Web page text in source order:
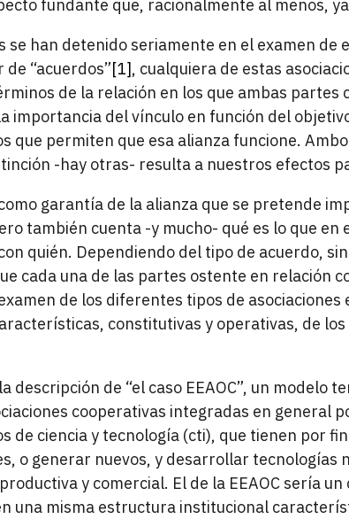
fundante que, racionalmente al menos,
se han detenido seriamente en el examen de
“acuerdos”[1], cualquiera de estas
de la relación en los que ambas partes
importancia del vínculo en función del
que permiten que esa alianza funcione.
-hay otras- resulta a nuestros efectos
garantía de la alianza que se pretende
también cuenta -y mucho- qué es lo que en
quién. Dependiendo del tipo de acuerdo,
cada una de las partes ostente en relación
de los diferentes tipos de
constitutivas y operativas, de
descripción de “el caso EEAOC”, un modelo
cooperativas integradas en general
de ciencia y tecnología (cti), que tienen por
o generar nuevos, y desarrollar tecnologías
y comercial. El de la EEAOC sería
una misma estructura institucional